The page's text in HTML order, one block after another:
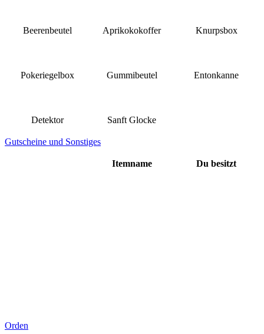
Beerenbeutel Aprikokokoffer Knurpsbox
Pokeriegelbox Gummibeutel Entonkanne
Detektor Sanft Glocke
Gutscheine und Sonstiges
Itemname Du besitzt
Orden